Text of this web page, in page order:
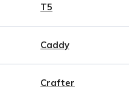
T5
Caddy
Crafter